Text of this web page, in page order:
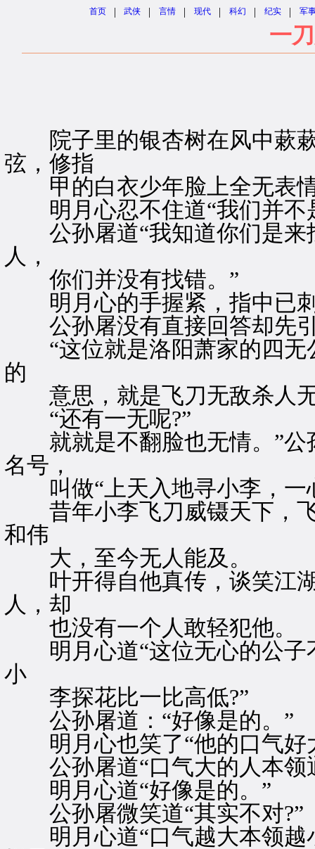
首页 | 武侠 | 言情 | 现代 | 科幻 | 纪实 | 军
一
院子里的银杏树在风中蔌蔌
弦，修指
甲的白衣少年脸上全无表情
明月心忍不住道“我们并不
公孙屠道“我知道你们是来
人，
你们并没有找错。”
明月心的手握紧，指中已刺
公孙屠没有直接回答却先引
“这位就是洛阳萧家的四无
的
意思，就是飞刀无敌杀人无
“还有一无呢?”
就就是不翻脸也无情。”公
名号，
叫做“上天入地寻小李，一
昔年小李飞刀威镊天下，飞
和伟
大，至今无人能及。
叶开得自他真传，谈笑江湖
人，却
也没有一个人敢轻犯他。
明月心道“这位无心的公子
小
李探花比一比高低?”
公孙屠道：“好像是的。”
明月心也笑了“他的口气好
公孙屠道“口气大的人本领
明月心道“好像是的。”
公孙屠微笑道“其实不对?”
明月心道“口气越大本领越